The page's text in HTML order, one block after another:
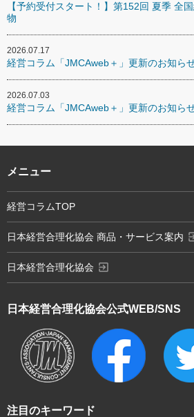
【予約受付スタート！】第152回 夏季 全
物
2026.07.17
経営コラム「JMCAweb＋」更新のお知ら
2026.07.03
経営コラム「JMCAweb＋」更新のお知ら
注目のキーワード
日本経営合理化協会公式WEB/SNS
メニュー
経営コラムTOP
日本経営合理化協会 商品・サービス案内
日本経営合理化協会 exit_to_app